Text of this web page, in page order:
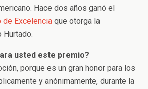
Hace dos años ganó el
Excelencia que otorga la
Hurtado.
usted este premio?
porque es un gran honor para los
y anónimamente, durante la